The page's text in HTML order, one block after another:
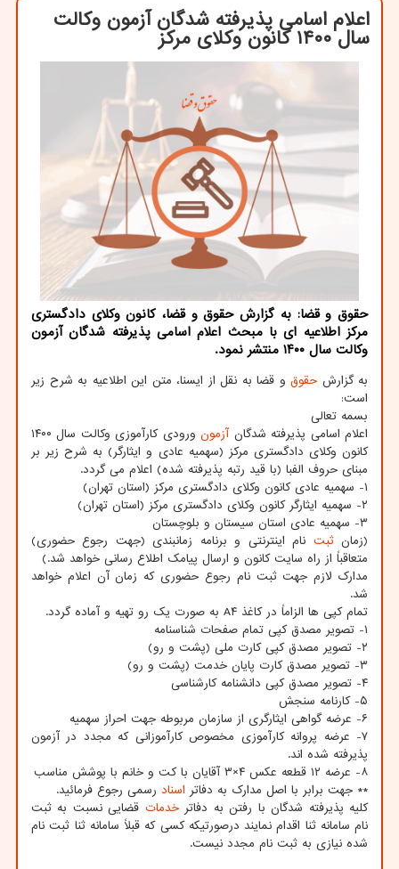
اعلام اسامی پذیرفته شدگان آزمون وکالت
سال ۱۴۰۰ کانون وکلای مرکز
حقوق و قضا: به گزارش حقوق و قضا، کانون وکلای دادگستری
مرکز اطلاعیه ای با مبحث اعلام اسامی پذیرفته شدگان آزمون
وکالت سال ۱۴۰۰ منتشر نمود.
به گزارش حقوق و قضا به نقل از ایسنا، متن این اطلاعیه به شرح زیر
است:
بسمه تعالی
اعلام اسامی پذیرفته شدگانآزمون
ورودی کارآموزی وکالت سال ۱۴۰۰
کانون وکلای دادگستری مرکز (سهمیه عادی و ایثارگر) به شرح زیر بر
مبنای حروف الفبا (با قید رتبه پذیرفته شده) اعلام می گردد.
۱- سهمیه عادی کانون وکلای دادگستری مرکز (استان تهران)
۲- سهمیه ایثارگر کانون وکلای دادگستری مرکز (استان تهران)
۳- سهمیه عادی استان سیستان و بلوچستان
(زمانثبت نام اینترنتی و برنامه زمانبندی (جهت رجوع حضوری)
متعاقباً از راه سایت کانون و ارسال پیامک اطلاع رسانی خواهد شد.)
مدارک لازم جهت ثبت نام رجوع حضوری که زمان آن اعلام خواهد
شد.
تمام کپی ها الزاماً در کاغذ A۴ به صورت یک رو تهیه و آماده گردد.
۱- تصویر مصدق کپی تمام صفحات شناسنامه
۲- تصویر مصدق کپی کارت ملی (پشت و رو)
۳- تصویر مصدق کارت پایان خدمت (پشت و رو)
۴- تصویر مصدق کپی دانشنامه کارشناسی
۵- کارنامه سنجش
۶- عرضه گواهی ایثارگری از سازمان مربوطه جهت احراز سهمیه
۷- عرضه پروانه کارآموزی مخصوص کارآموزانی که مجدد در آزمون
پذیرفته شده اند.
۸- عرضه ۱۲ قطعه عکس ۴×۳ آقایان با کت و خانم با پوشش مناسب
** جهت برابر با اصل مدارک به دفاتر اسناد رسمی رجوع فرمائید.
کلیه پذیرفته شدگان با رفتن به دفاترخدمات قضایی نسبت به ثبت
نام سامانه ثنا اقدام نمایند درصورتیکه کسی که قبلاً سامانه ثنا ثبت نام
شده نیازی به ثبت نام مجدد نیست.